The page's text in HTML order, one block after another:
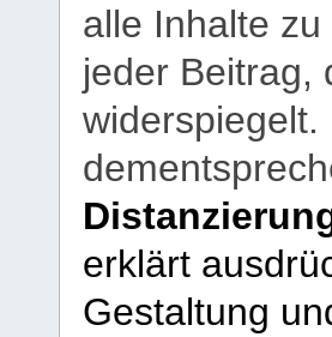
alle Inhalte
jeder Beitrag,
erklärt
Gestaltung